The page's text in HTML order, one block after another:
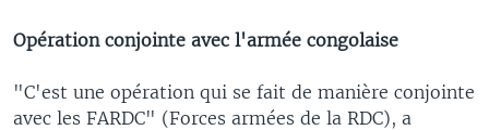
Opération conjointe avec l'armée congolaise
"C'est une opération qui se fait de manière conjointe
avec les FARDC" (Forces armées de la RDC), a